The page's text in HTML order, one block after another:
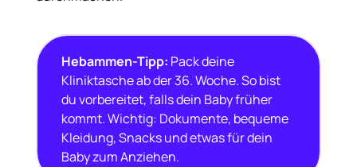
Hebammen-Tipp: Pack deine
Kliniktasche ab der 36. Woche. So bist
du vorbereitet, falls dein Baby früher
kommt. Wichtig: Dokumente, bequeme
Kleidung, Snacks und etwas für dein
Baby zum Anziehen.